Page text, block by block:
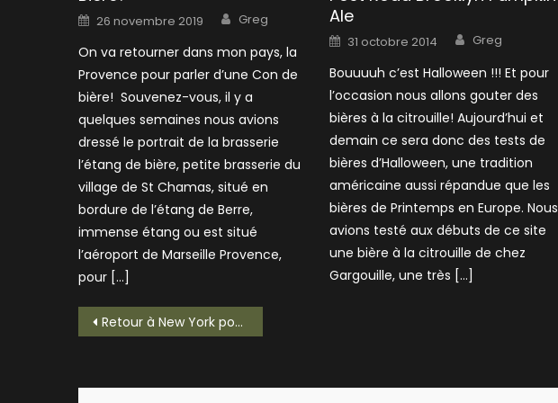
Posted
on
26 novembre 2019 Author
Greg
On va retourner dans mon pays, la
Provence pour parler d’une Con de
bière! Souvenez-vous, il y a
quelques semaines nous avions
dressé le portrait de la brasserie
l’étang de bière, petite brasserie du
village de St Chamas, situé en
bordure de l’étang de Berre,
immense étang ou est situé
l’aéroport de Marseille Provence,
pour […]
Ale
Posted
on
31 octobre 2014 Author
Greg
Bouuuuh c’est Halloween !!! Et pour
l’occasion nous allons gouter des
bières à la citrouille! Aujourd’hui et
demain ce sera donc des tests de
bières d’Halloween, une tradition
américaine aussi répandue que les
bières de Printemps en Europe. Nous
avions testé aux débuts de ce site
une bière à la citrouille de chez
Gargouille, une très […]
Navigation
l’article
Retour à New York pour une Brooklyn Lager!